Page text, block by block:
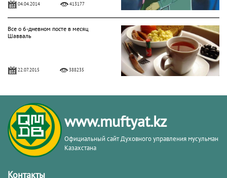
04.04.2014 413177
Все о 6-дневном посте в месяц
Шавваль
22.07.2015 388235
Рецепты и рекомендации по
применению масла и семян черного
тмина
05.10.2014 338001
www.muftyat.kz
Официальный сайт Духовного управления мусульман
Казахстана
Контакты